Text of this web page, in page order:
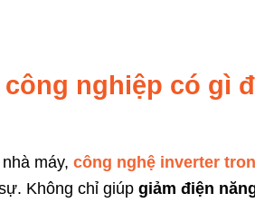
nghiệp có gì
máy, công nghệ inverter
Không chỉ giúp giảm điện